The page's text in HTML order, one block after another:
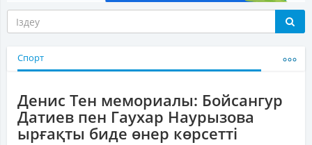
Спорт
Денис Тен мемориалы: Бойсангур
Датиев пен Гаухар Наурызова
ырғақты биде өнер көрсетті